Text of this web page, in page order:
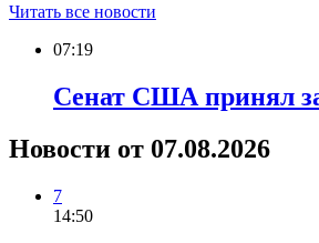
Читать все новости
07:19
Сенат США принял
Новости от 07.08.2026
7
14:50